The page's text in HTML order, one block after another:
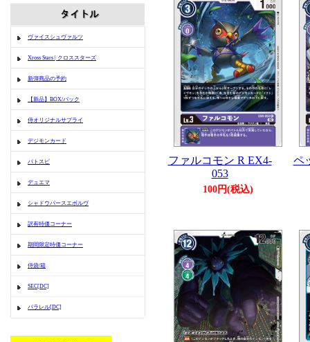
ヴァイスシュヴァルツ
Xross Stars | クロススターズ
新弾商品の予約
【新品】BOX/パック
侍オリジナルサプライ
デジモンカード
バトスピ
デュエマ
シャドウバースエボルヴ
訳有特価コーナー
期間限定特価コーナー
侍袋/箱
SEC[DC]
パラレル[DC]
ファルコモン R EX4-
053
100円(税込)
ペ